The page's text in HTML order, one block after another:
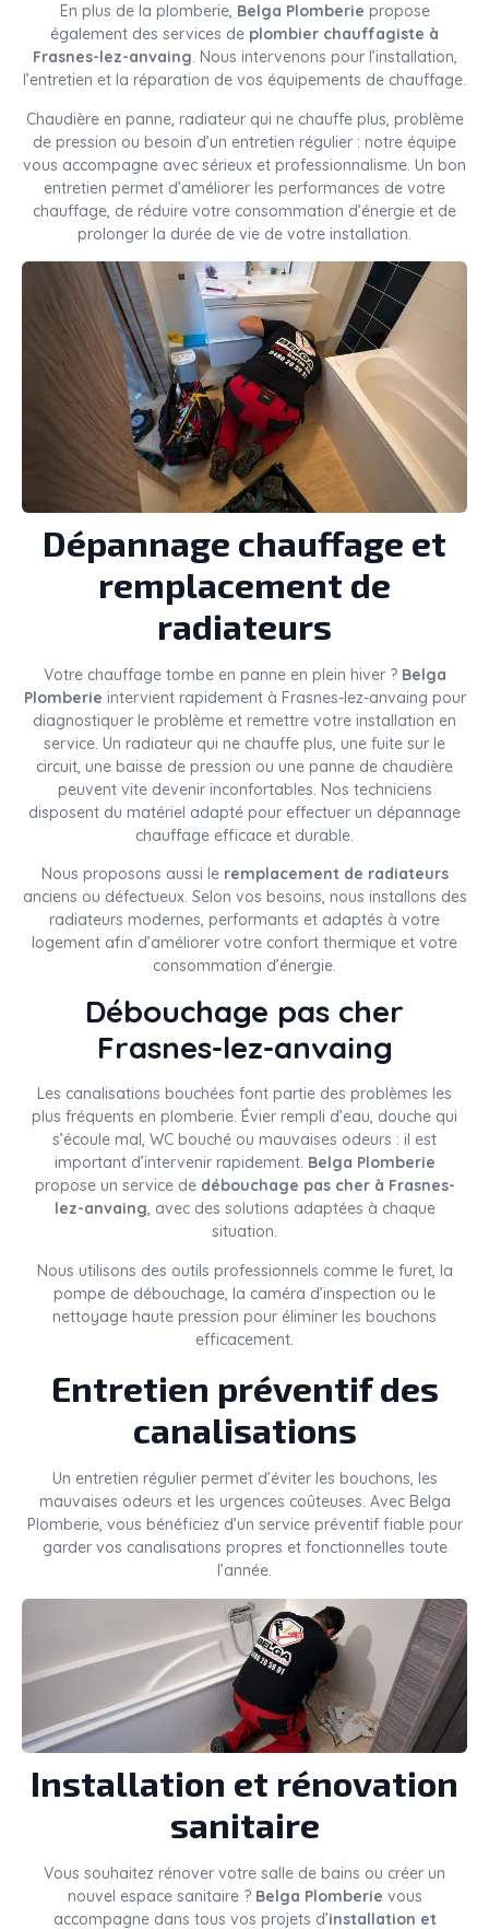
En plus de la plomberie, Belga Plomberie propose
également des services de plombier chauffagiste à
Frasnes-lez-anvaing. Nous intervenons pour l’installation,
l’entretien et la réparation de vos équipements de chauffage.
Chaudière en panne, radiateur qui ne chauffe plus, problème
de pression ou besoin d’un entretien régulier : notre équipe
vous accompagne avec sérieux et professionnalisme. Un bon
entretien permet d’améliorer les performances de votre
chauffage, de réduire votre consommation d’énergie et de
prolonger la durée de vie de votre installation.
Dépannage chauffage et
remplacement de
radiateurs
Votre chauffage tombe en panne en plein hiver ? Belga
Plomberie intervient rapidement à Frasnes-lez-anvaing pour
diagnostiquer le problème et remettre votre installation en
service. Un radiateur qui ne chauffe plus, une fuite sur le
circuit, une baisse de pression ou une panne de chaudière
peuvent vite devenir inconfortables. Nos techniciens
disposent du matériel adapté pour effectuer un dépannage
chauffage efficace et durable.
Nous proposons aussi le remplacement de radiateurs
anciens ou défectueux. Selon vos besoins, nous installons des
radiateurs modernes, performants et adaptés à votre
logement afin d’améliorer votre confort thermique et votre
consommation d’énergie.
Débouchage pas cher
Frasnes-lez-anvaing
Les canalisations bouchées font partie des problèmes les
plus fréquents en plomberie. Évier rempli d’eau, douche qui
s’écoule mal, WC bouché ou mauvaises odeurs : il est
important d’intervenir rapidement. Belga Plomberie
propose un service de débouchage pas cher à Frasnes-
lez-anvaing, avec des solutions adaptées à chaque
situation.
Nous utilisons des outils professionnels comme le furet, la
pompe de débouchage, la caméra d’inspection ou le
nettoyage haute pression pour éliminer les bouchons
efficacement.
Entretien préventif des
canalisations
Un entretien régulier permet d’éviter les bouchons, les
mauvaises odeurs et les urgences coûteuses. Avec Belga
Plomberie, vous bénéficiez d’un service préventif fiable pour
garder vos canalisations propres et fonctionnelles toute
l’année.
Installation et rénovation
sanitaire
Vous souhaitez rénover votre salle de bains ou créer un
nouvel espace sanitaire ? Belga Plomberie vous
accompagne dans tous vos projets d’installation et